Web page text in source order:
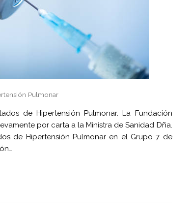
Pulmonar
de Hipertensión Pulmonar. La Fundación
por carta a la Ministra de Sanidad Dña.
de Hipertensión Pulmonar en el Grupo 7 de